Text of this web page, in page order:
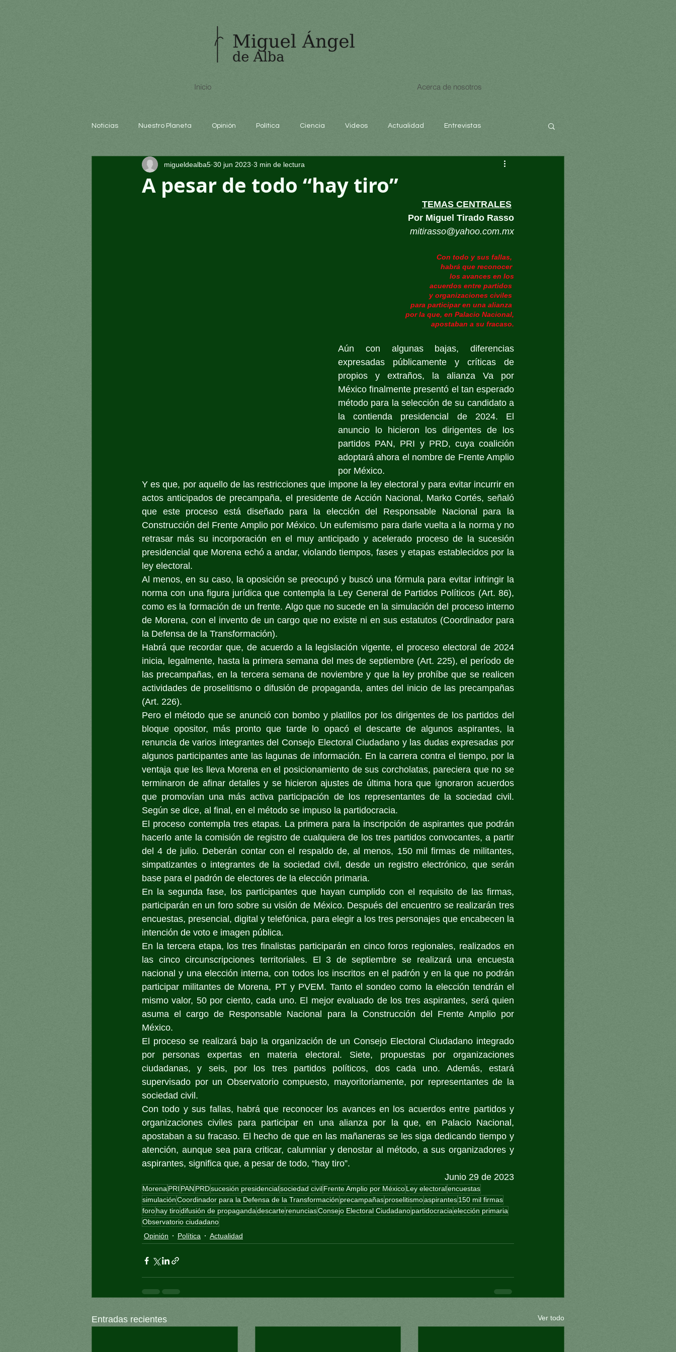
Inicio Acerca de nosotros
Noticias Nuestro Planeta Opinión Política Ciencia Videos Actualidad Entrevistas
Arte y cultura Educación educación
A pesar de todo “hay tiro”
migueldealba5 30 jun 2023 3 min de lectura
TEMAS CENTRALES
Por Miguel Tirado Rasso
mitirasso@yahoo.com.mx
Con todo y sus fallas,
habrá que reconocer
los avances en los
acuerdos entre partidos
y organizaciones civiles
para participar en una alianza
por la que, en Palacio Nacional,
apostaban a su fracaso.
Aún con algunas bajas, diferencias
expresadas públicamente y críticas de
propios y extraños, la alianza Va por
México finalmente presentó el tan esperado
método para la selección de su candidato a
la contienda presidencial de 2024. El
anuncio lo hicieron los dirigentes de los
partidos PAN, PRI y PRD, cuya coalición
adoptará ahora el nombre de Frente Amplio
por México.
Y es que, por aquello de las restricciones que impone la ley electoral y para evitar incurrir en
actos anticipados de precampaña, el presidente de Acción Nacional, Marko Cortés, señaló
que este proceso está diseñado para la elección del Responsable Nacional para la
Construcción del Frente Amplio por México. Un eufemismo para darle vuelta a la norma y no
retrasar más su incorporación en el muy anticipado y acelerado proceso de la sucesión
presidencial que Morena echó a andar, violando tiempos, fases y etapas establecidos por la
ley electoral.
Al menos, en su caso, la oposición se preocupó y buscó una fórmula para evitar infringir la
norma con una figura jurídica que contempla la Ley General de Partidos Políticos (Art. 86),
como es la formación de un frente. Algo que no sucede en la simulación del proceso interno
de Morena, con el invento de un cargo que no existe ni en sus estatutos (Coordinador para
la Defensa de la Transformación).
Habrá que recordar que, de acuerdo a la legislación vigente, el proceso electoral de 2024
inicia, legalmente, hasta la primera semana del mes de septiembre (Art. 225), el período de
las precampañas, en la tercera semana de noviembre y que la ley prohíbe que se realicen
actividades de proselitismo o difusión de propaganda, antes del inicio de las precampañas
(Art. 226).
Pero el método que se anunció con bombo y platillos por los dirigentes de los partidos del
bloque opositor, más pronto que tarde lo opacó el descarte de algunos aspirantes, la
renuncia de varios integrantes del Consejo Electoral Ciudadano y las dudas expresadas por
algunos participantes ante las lagunas de información. En la carrera contra el tiempo, por la
ventaja que les lleva Morena en el posicionamiento de sus corcholatas, pareciera que no se
terminaron de afinar detalles y se hicieron ajustes de última hora que ignoraron acuerdos
que promovían una más activa participación de los representantes de la sociedad civil.
Según se dice, al final, en el método se impuso la partidocracia.
El proceso contempla tres etapas. La primera para la inscripción de aspirantes que podrán
hacerlo ante la comisión de registro de cualquiera de los tres partidos convocantes, a partir
del 4 de julio. Deberán contar con el respaldo de, al menos, 150 mil firmas de militantes,
simpatizantes o integrantes de la sociedad civil, desde un registro electrónico, que serán
base para el padrón de electores de la elección primaria.
En la segunda fase, los participantes que hayan cumplido con el requisito de las firmas,
participarán en un foro sobre su visión de México. Después del encuentro se realizarán tres
encuestas, presencial, digital y telefónica, para elegir a los tres personajes que encabecen la
intención de voto e imagen pública.
En la tercera etapa, los tres finalistas participarán en cinco foros regionales, realizados en
las cinco circunscripciones territoriales. El 3 de septiembre se realizará una encuesta
nacional y una elección interna, con todos los inscritos en el padrón y en la que no podrán
participar militantes de Morena, PT y PVEM. Tanto el sondeo como la elección tendrán el
mismo valor, 50 por ciento, cada uno. El mejor evaluado de los tres aspirantes, será quien
asuma el cargo de Responsable Nacional para la Construcción del Frente Amplio por
México.
El proceso se realizará bajo la organización de un Consejo Electoral Ciudadano integrado
por personas expertas en materia electoral. Siete, propuestas por organizaciones
ciudadanas, y seis, por los tres partidos políticos, dos cada uno. Además, estará
supervisado por un Observatorio compuesto, mayoritoriamente, por representantes de la
sociedad civil.
Con todo y sus fallas, habrá que reconocer los avances en los acuerdos entre partidos y
organizaciones civiles para participar en una alianza por la que, en Palacio Nacional,
apostaban a su fracaso. El hecho de que en las mañaneras se les siga dedicando tiempo y
atención, aunque sea para criticar, calumniar y denostar al método, a sus organizadores y
aspirantes, significa que, a pesar de todo, “hay tiro”.
Junio 29 de 2023
Morena PRI PAN PRDsucesión presidencialsociedad civilFrente Amplio por MéxicoLey electoralencuestas
simulaciónCoordinador para la Defensa de la Transformación precampañasproselitismoaspirantes150 mil firmas
forohay tirodifusión de propagandadescarterenunciasConsejo Electoral Ciudadanopartidocraciaelección primaria
Observatorio ciudadano
Opinión
Política Actualidad
Entradas recientes Ver todo